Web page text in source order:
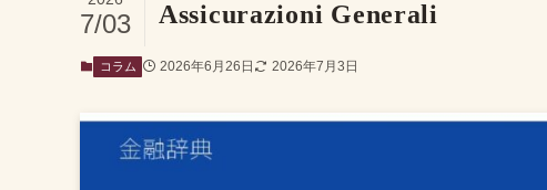
Assicurazioni Generali
7/03
コラム 2026年6月26日 2026年7月3日